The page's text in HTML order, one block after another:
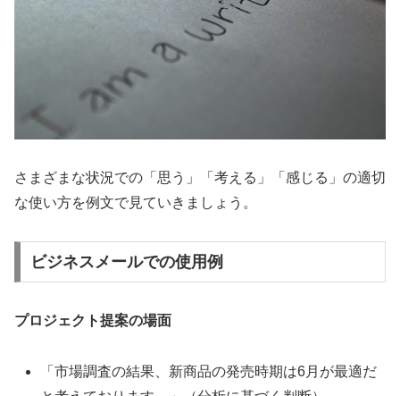
さまざまな状況での「思う」「考える」「感じる」の適切
な使い方を例文で見ていきましょう。
ビジネスメールでの使用例
プロジェクト提案の場面
「市場調査の結果、新商品の発売時期は6月が最適だ